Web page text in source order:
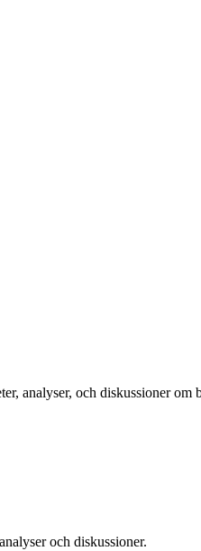
analyser, och diskussioner om
och diskussioner.